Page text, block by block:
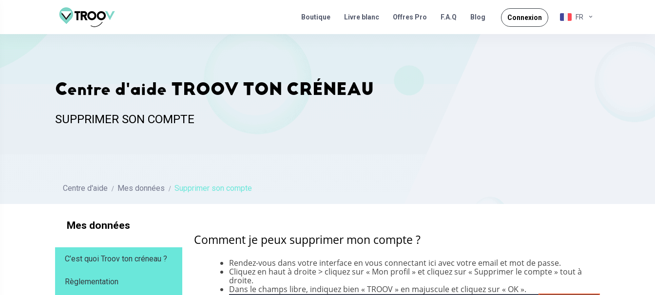
Boutique Livre blanc Offres Pro F.A.Q Blog Connexion FR
Centre d'aide TROOV TON CRÉNEAU
SUPPRIMER SON COMPTE
Centre d'aide Mes données Supprimer son compte
Mes données
C’est quoi Troov ton créneau ?
Règlementation
Comment je peux supprimer mon compte ?
Rendez-vous dans votre interface en vous connectant ici avec votre email et mot de passe.
Cliquez en haut à droite > cliquez sur « Mon profil » et cliquez sur « Supprimer le compte » tout à
droite.
Dans le champs libre, indiquez bien « TROOV » en majuscule et cliquez sur « OK ».